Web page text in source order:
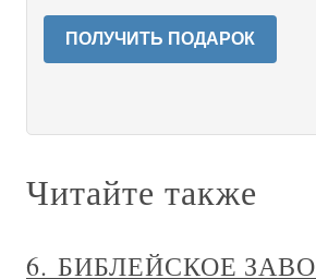
ПОЛУЧИТЬ ПОДАРОК
Читайте также
6. БИБЛЕЙСКОЕ